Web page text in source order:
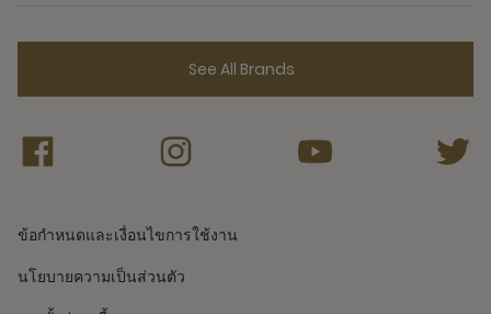
See All Brands
ข้อกำหนดและเงื่อนไขการใช้งาน
นโยบายความเป็นส่วนตัว